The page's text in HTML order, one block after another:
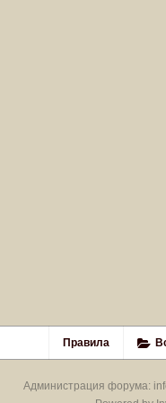
Правила
Администрация форума: